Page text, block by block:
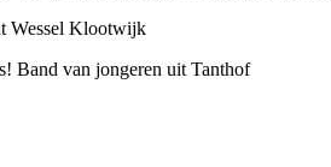
Wessel Klootwijk
Band van jongeren uit Tanthof